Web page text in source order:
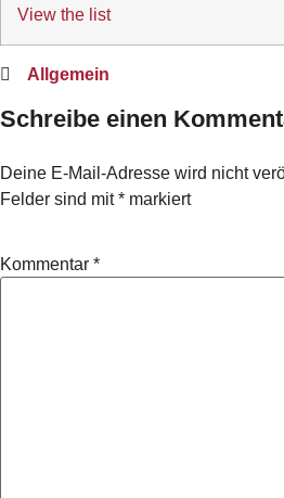
View the list
Allgemein
Schreibe einen
Deine E-Mail-Adresse wird nicht
Felder sind mit* markiert
Kommentar *